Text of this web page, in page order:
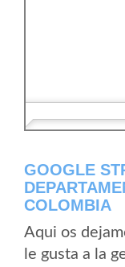
GOOGLE
COLOMBIA
Aqui os
le gusta a la